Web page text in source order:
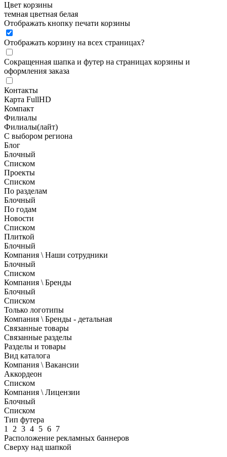
Цвет корзины
темная цветная белая
Отображать кнопку печати корзины
Отображать корзину на всех страницах?
Сокращенная шапка и футер на страницах корзины и
оформления заказа
Контакты
Карта FullHD
Компакт
Филиалы
Филиалы(лайт)
С выбором региона
Блог
Блочный
Списком
Проекты
Списком
По разделам
Блочный
По годам
Новости
Списком
Плиткой
Блочный
Компания \ Наши сотрудники
Блочный
Списком
Компания \ Бренды
Блочный
Списком
Только логотипы
Компания \ Бренды - детальная
Связанные товары
Связанные разделы
Разделы и товары
Вид каталога
Компания \ Вакансии
Аккордеон
Списком
Компания \ Лицензии
Блочный
Списком
Тип футера
1
2 3 4 5 6 7
Расположение рекламных баннеров
Сверху над шапкой